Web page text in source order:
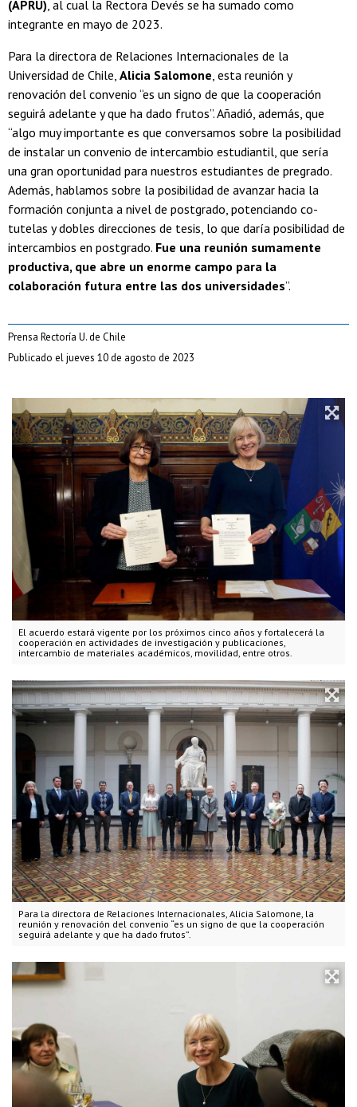
El acuerdo estará vigente por los próximos cinco años y fortalecerá la
cooperación en actividades de investigación y publicaciones,
intercambio de materiales académicos, movilidad, entre otros.
Para la directora de Relaciones Internacionales, Alicia Salomone, la
reunión y renovación del convenio “es un signo de que la cooperación
seguirá adelante y que ha dado frutos”.
(APRU), al cual la Rectora Devés se ha sumado como
integrante en mayo de 2023.
Para la directora de Relaciones Internacionales de la
Universidad de Chile, Alicia Salomone, esta reunión y
renovación del convenio “es un signo de que la cooperación
seguirá adelante y que ha dado frutos”. Añadió, además, que
“algo muy importante es que conversamos sobre la posibilidad
de instalar un convenio de intercambio estudiantil, que sería
una gran oportunidad para nuestros estudiantes de pregrado.
Además, hablamos sobre la posibilidad de avanzar hacia la
formación conjunta a nivel de postgrado, potenciando co-
tutelas y dobles direcciones de tesis, lo que daría posibilidad de
intercambios en postgrado. Fue una reunión sumamente
productiva, que abre un enorme campo para la
colaboración futura entre las dos universidades”.
Prensa Rectoría U. de Chile
Publicado el jueves 10 de agosto de 2023